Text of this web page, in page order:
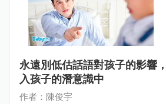
永遠別低估話語對孩子的影響
入孩子的潛意識中
作者：陳俊宇